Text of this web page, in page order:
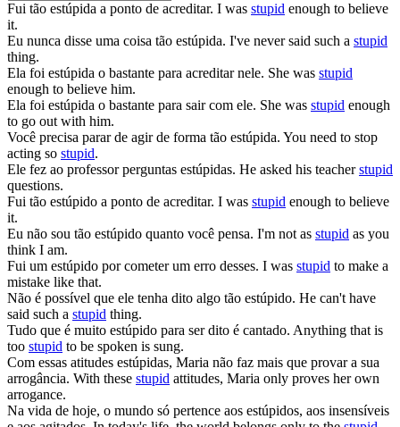
Fui tão estúpida a ponto de acreditar. I was stupid enough to believe
it.
Eu nunca disse uma coisa tão estúpida. I've never said such a stupid
thing.
Ela foi estúpida o bastante para acreditar nele. She was stupid
enough to believe him.
Ela foi estúpida o bastante para sair com ele. She was stupid enough
to go out with him.
Você precisa parar de agir de forma tão estúpida. You need to stop
acting so stupid.
Ele fez ao professor perguntas estúpidas. He asked his teacherstupid
questions.
Fui tão estúpido a ponto de acreditar. I was stupid enough to believe
it.
Eu não sou tão estúpido quanto você pensa. I'm not as stupid as you
think I am.
Fui um estúpido por cometer um erro desses. I was stupid to make a
mistake like that.
Não é possível que ele tenha dito algo tão estúpido. He can't have
said such a stupid thing.
Tudo que é muito estúpido para ser dito é cantado. Anything that is
too stupid to be spoken is sung.
Com essas atitudes estúpidas, Maria não faz mais que provar a sua
arrogância. With these stupid attitudes, Maria only proves her own
arrogance.
Na vida de hoje, o mundo só pertence aos estúpidos, aos insensíveis